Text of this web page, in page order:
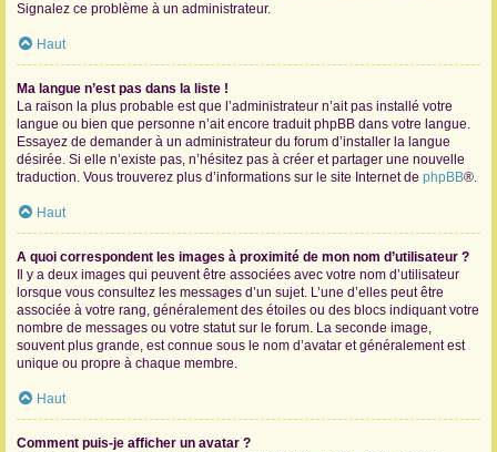
Signalez ce problème à un administrateur.
Haut
Ma langue n’est pas dans la liste !
La raison la plus probable est que l’administrateur n’ait pas installé votre
langue ou bien que personne n’ait encore traduit phpBB dans votre langue.
Essayez de demander à un administrateur du forum d’installer la langue
désirée. Si elle n’existe pas, n’hésitez pas à créer et partager une nouvelle
traduction. Vous trouverez plus d’informations sur le site Internet de phpBB®.
Haut
A quoi correspondent les images à proximité de mon nom d’utilisateur ?
Il y a deux images qui peuvent être associées avec votre nom d’utilisateur
lorsque vous consultez les messages d’un sujet. L’une d’elles peut être
associée à votre rang, généralement des étoiles ou des blocs indiquant votre
nombre de messages ou votre statut sur le forum. La seconde image,
souvent plus grande, est connue sous le nom d’avatar et généralement est
unique ou propre à chaque membre.
Haut
Comment puis-je afficher un avatar ?